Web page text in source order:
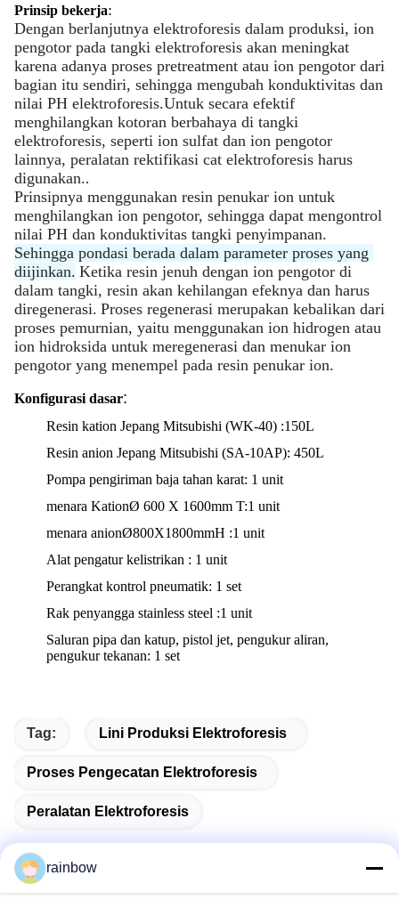
Prinsip bekerja:
Dengan berlanjutnya elektroforesis dalam produksi, ion
pengotor pada tangki elektroforesis akan meningkat
karena adanya proses pretreatment atau ion pengotor dari
bagian itu sendiri, sehingga mengubah konduktivitas dan
nilai PH elektroforesis.Untuk secara efektif
menghilangkan kotoran berbahaya di tangki
elektroforesis, seperti ion sulfat dan ion pengotor
lainnya, peralatan rektifikasi cat elektroforesis harus
digunakan..
Prinsipnya menggunakan resin penukar ion untuk
menghilangkan ion pengotor, sehingga dapat mengontrol
nilai PH dan konduktivitas tangki penyimpanan.
Sehingga pondasi berada dalam parameter proses yang
diijinkan. Ketika resin jenuh dengan ion pengotor di
dalam tangki, resin akan kehilangan efeknya dan harus
diregenerasi. Proses regenerasi merupakan kebalikan dari
proses pemurnian, yaitu menggunakan ion hidrogen atau
ion hidroksida untuk meregenerasi dan menukar ion
pengotor yang menempel pada resin penukar ion.
Konfigurasi dasar:
Resin kation Jepang Mitsubishi (WK-40) :150L
Resin anion Jepang Mitsubishi (SA-10AP): 450L
Pompa pengiriman baja tahan karat: 1 unit
menara KationØ 600 X 1600mm T:1 unit
menara anionØ800X1800mmH :1 unit
Alat pengatur kelistrikan : 1 unit
Perangkat kontrol pneumatik: 1 set
Rak penyangga stainless steel :1 unit
Saluran pipa dan katup, pistol jet, pengukur aliran,
pengukur tekanan: 1 set
Tag: Lini Produksi Elektroforesis
Proses Pengecatan Elektroforesis
Peralatan Elektroforesis
rainbow